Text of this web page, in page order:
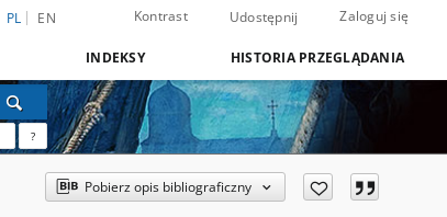
PL EN Kontrast Udostępnij Zaloguj się
INDEKSY HISTORIA PRZEGLĄDANIA
?
Pobierz opis bibliograficzny